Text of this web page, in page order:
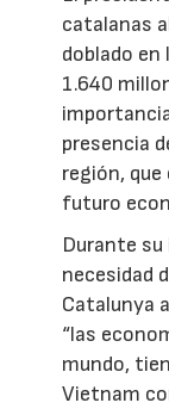
catalanas
doblado en
1.640
presencia
región,
futuro
Durante
necesidad
Catalunya
“las
mundo,
Vietnam